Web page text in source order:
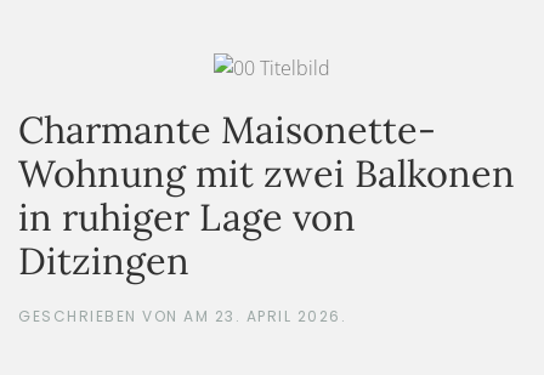
Charmante Maisonette-
Wohnung mit zwei Balkonen
in ruhiger Lage von
Ditzingen
GESCHRIEBEN VON AM 23. APRIL 2026 .